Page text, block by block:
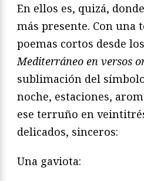
En ellos es, quizá,
más presente. Con una
poemas cortos desde
Mediterráneo en versos
sublimación del
noche, estaciones,
ese terruño en
delicados, sinceros:
Una gaviota: